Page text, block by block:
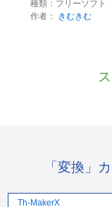
種類：フリーソフト
作者：
きむきむ
「変換」
Th-MakerX